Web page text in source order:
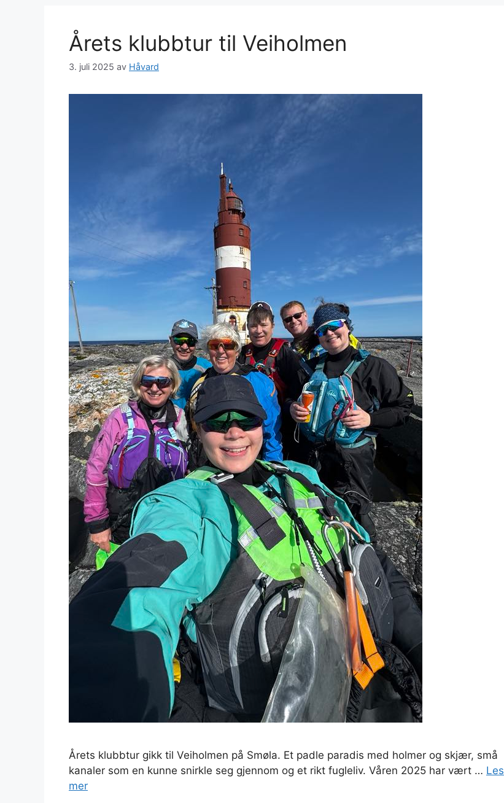
Årets klubbtur til Veiholmen
3. juli 2025 av Håvard
Årets klubbtur gikk til Veiholmen på Smøla. Et padle paradis med holmer og skjær, små
kanaler som en kunne snirkle seg gjennom og et rikt fugleliv. Våren 2025 har vært … Les
mer